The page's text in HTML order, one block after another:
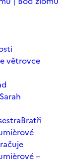
větrovce
Bratři
–